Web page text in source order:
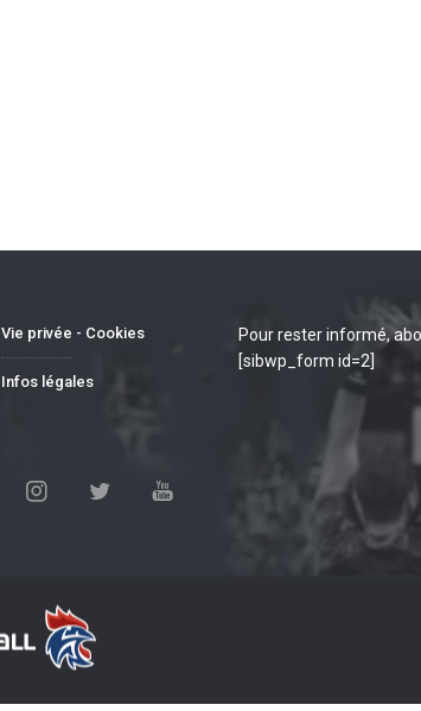
Vie privée - Cookies
Infos légales
Pour rester informé,
[sibwp_form id=2]